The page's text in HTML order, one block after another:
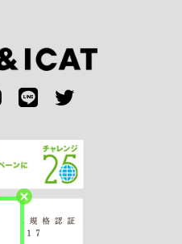
IDOG ICE HOLD ネ
ッククーラー 保冷剤
円(税込み)